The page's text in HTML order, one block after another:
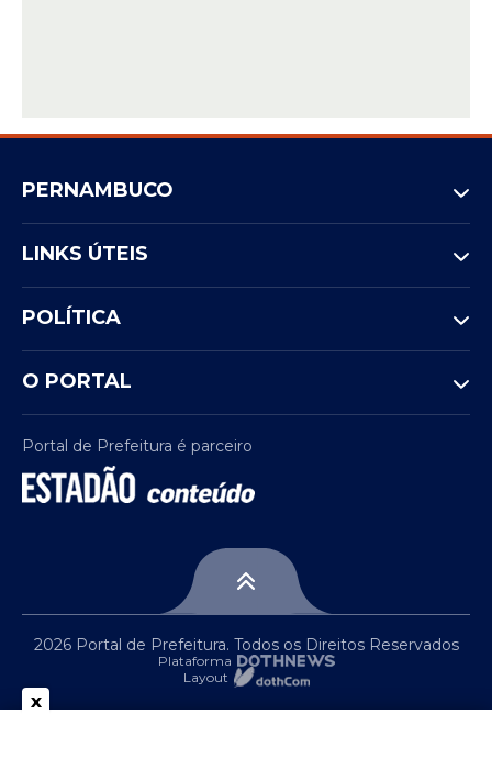
PERNAMBUCO
LINKS ÚTEIS
POLÍTICA
O PORTAL
Portal de Prefeitura é parceiro
2026 Portal de Prefeitura. Todos os Direitos Reservados
Plataforma
Layout
x